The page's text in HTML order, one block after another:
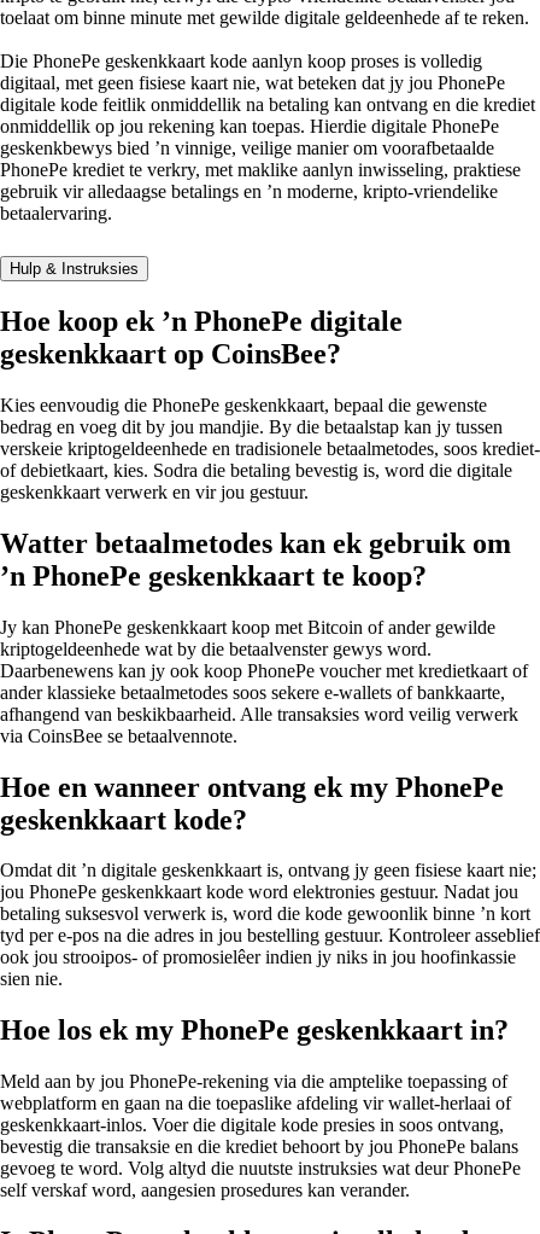
toelaat om binne minute met gewilde digitale geldeenhede af te reken.
Die PhonePe geskenkkaart kode aanlyn koop proses is volledig
digitaal, met geen fisiese kaart nie, wat beteken dat jy jou PhonePe
digitale kode feitlik onmiddellik na betaling kan ontvang en die krediet
onmiddellik op jou rekening kan toepas. Hierdie digitale PhonePe
geskenkbewys bied ’n vinnige, veilige manier om voorafbetaalde
PhonePe krediet te verkry, met maklike aanlyn inwisseling, praktiese
gebruik vir alledaagse betalings en ’n moderne, kripto-vriendelike
betaalervaring.
Hulp & Instruksies
Hoe koop ek ’n PhonePe digitale
geskenkkaart op CoinsBee?
Kies eenvoudig die PhonePe geskenkkaart, bepaal die gewenste
bedrag en voeg dit by jou mandjie. By die betaalstap kan jy tussen
verskeie kriptogeldeenhede en tradisionele betaalmetodes, soos krediet-
of debietkaart, kies. Sodra die betaling bevestig is, word die digitale
geskenkkaart verwerk en vir jou gestuur.
Watter betaalmetodes kan ek gebruik om
’n PhonePe geskenkkaart te koop?
Jy kan PhonePe geskenkkaart koop met Bitcoin of ander gewilde
kriptogeldeenhede wat by die betaalvenster gewys word.
Daarbenewens kan jy ook koop PhonePe voucher met kredietkaart of
ander klassieke betaalmetodes soos sekere e-wallets of bankkaarte,
afhangend van beskikbaarheid. Alle transaksies word veilig verwerk
via CoinsBee se betaalvennote.
Hoe en wanneer ontvang ek my PhonePe
geskenkkaart kode?
Omdat dit ’n digitale geskenkkaart is, ontvang jy geen fisiese kaart nie;
jou PhonePe geskenkkaart kode word elektronies gestuur. Nadat jou
betaling suksesvol verwerk is, word die kode gewoonlik binne ’n kort
tyd per e-pos na die adres in jou bestelling gestuur. Kontroleer asseblief
ook jou strooipos- of promosielêer indien jy niks in jou hoofinkassie
sien nie.
Hoe los ek my PhonePe geskenkkaart in?
Meld aan by jou PhonePe-rekening via die amptelike toepassing of
webplatform en gaan na die toepaslike afdeling vir wallet-herlaai of
geskenkkaart-inlos. Voer die digitale kode presies in soos ontvang,
bevestig die transaksie en die krediet behoort by jou PhonePe balans
gevoeg te word. Volg altyd die nuutste instruksies wat deur PhonePe
self verskaf word, aangesien prosedures kan verander.